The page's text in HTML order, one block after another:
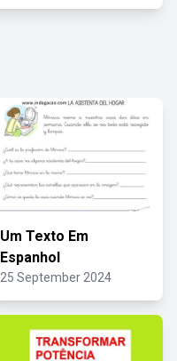
Um Texto Em
Espanhol
25 September 2024